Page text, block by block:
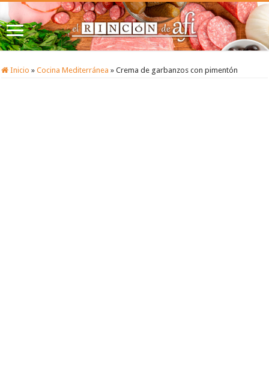
Inicio » Cocina Mediterránea » Crema de garbanzos con pimentón